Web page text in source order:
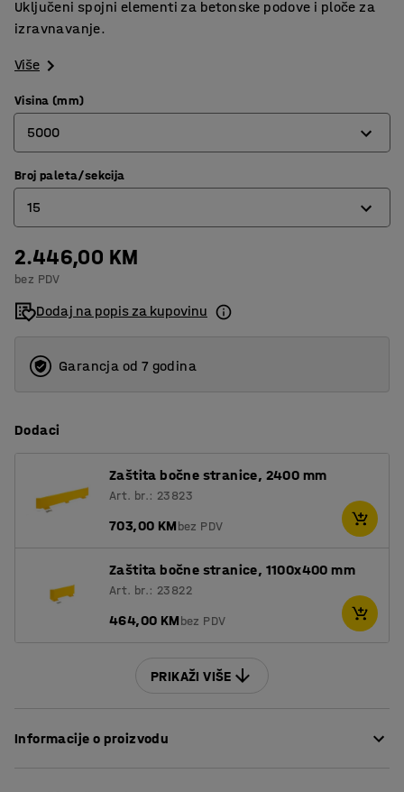
Uključeni spojni elementi za betonske podove i ploče za
izravnavanje.
Više
Visina (mm)
5000
2500
4000
5000
Broj paleta/sekcija
15
9
12
15
2.446,00 KM
bez PDV
Dodaj na popis za kupovinu
Garancja od 7 godina
Dodaci
Zaštita bočne stranice, 2400 mm
Art. br.: 23823
703,00 KMbez PDV
Zaštita bočne stranice, 1100x400 mm
Art. br.: 23822
464,00 KMbez PDV
PRIKAŽI VIŠE
Informacije o proizvodu